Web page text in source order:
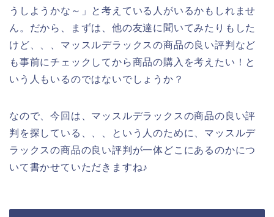
うしようかな～」と考えている人がいるかもしれませ
ん。だから、まずは、他の友達に聞いてみたりもした
けど、、、マッスルデラックスの商品の良い評判など
も事前にチェックしてから商品の購入を考えたい！と
いう人もいるのではないでしょうか？
なので、今回は、マッスルデラックスの商品の良い評
判を探している、、、という人のために、マッスルデ
ラックスの商品の良い評判が一体どこにあるのかにつ
いて書かせていただきますね♪